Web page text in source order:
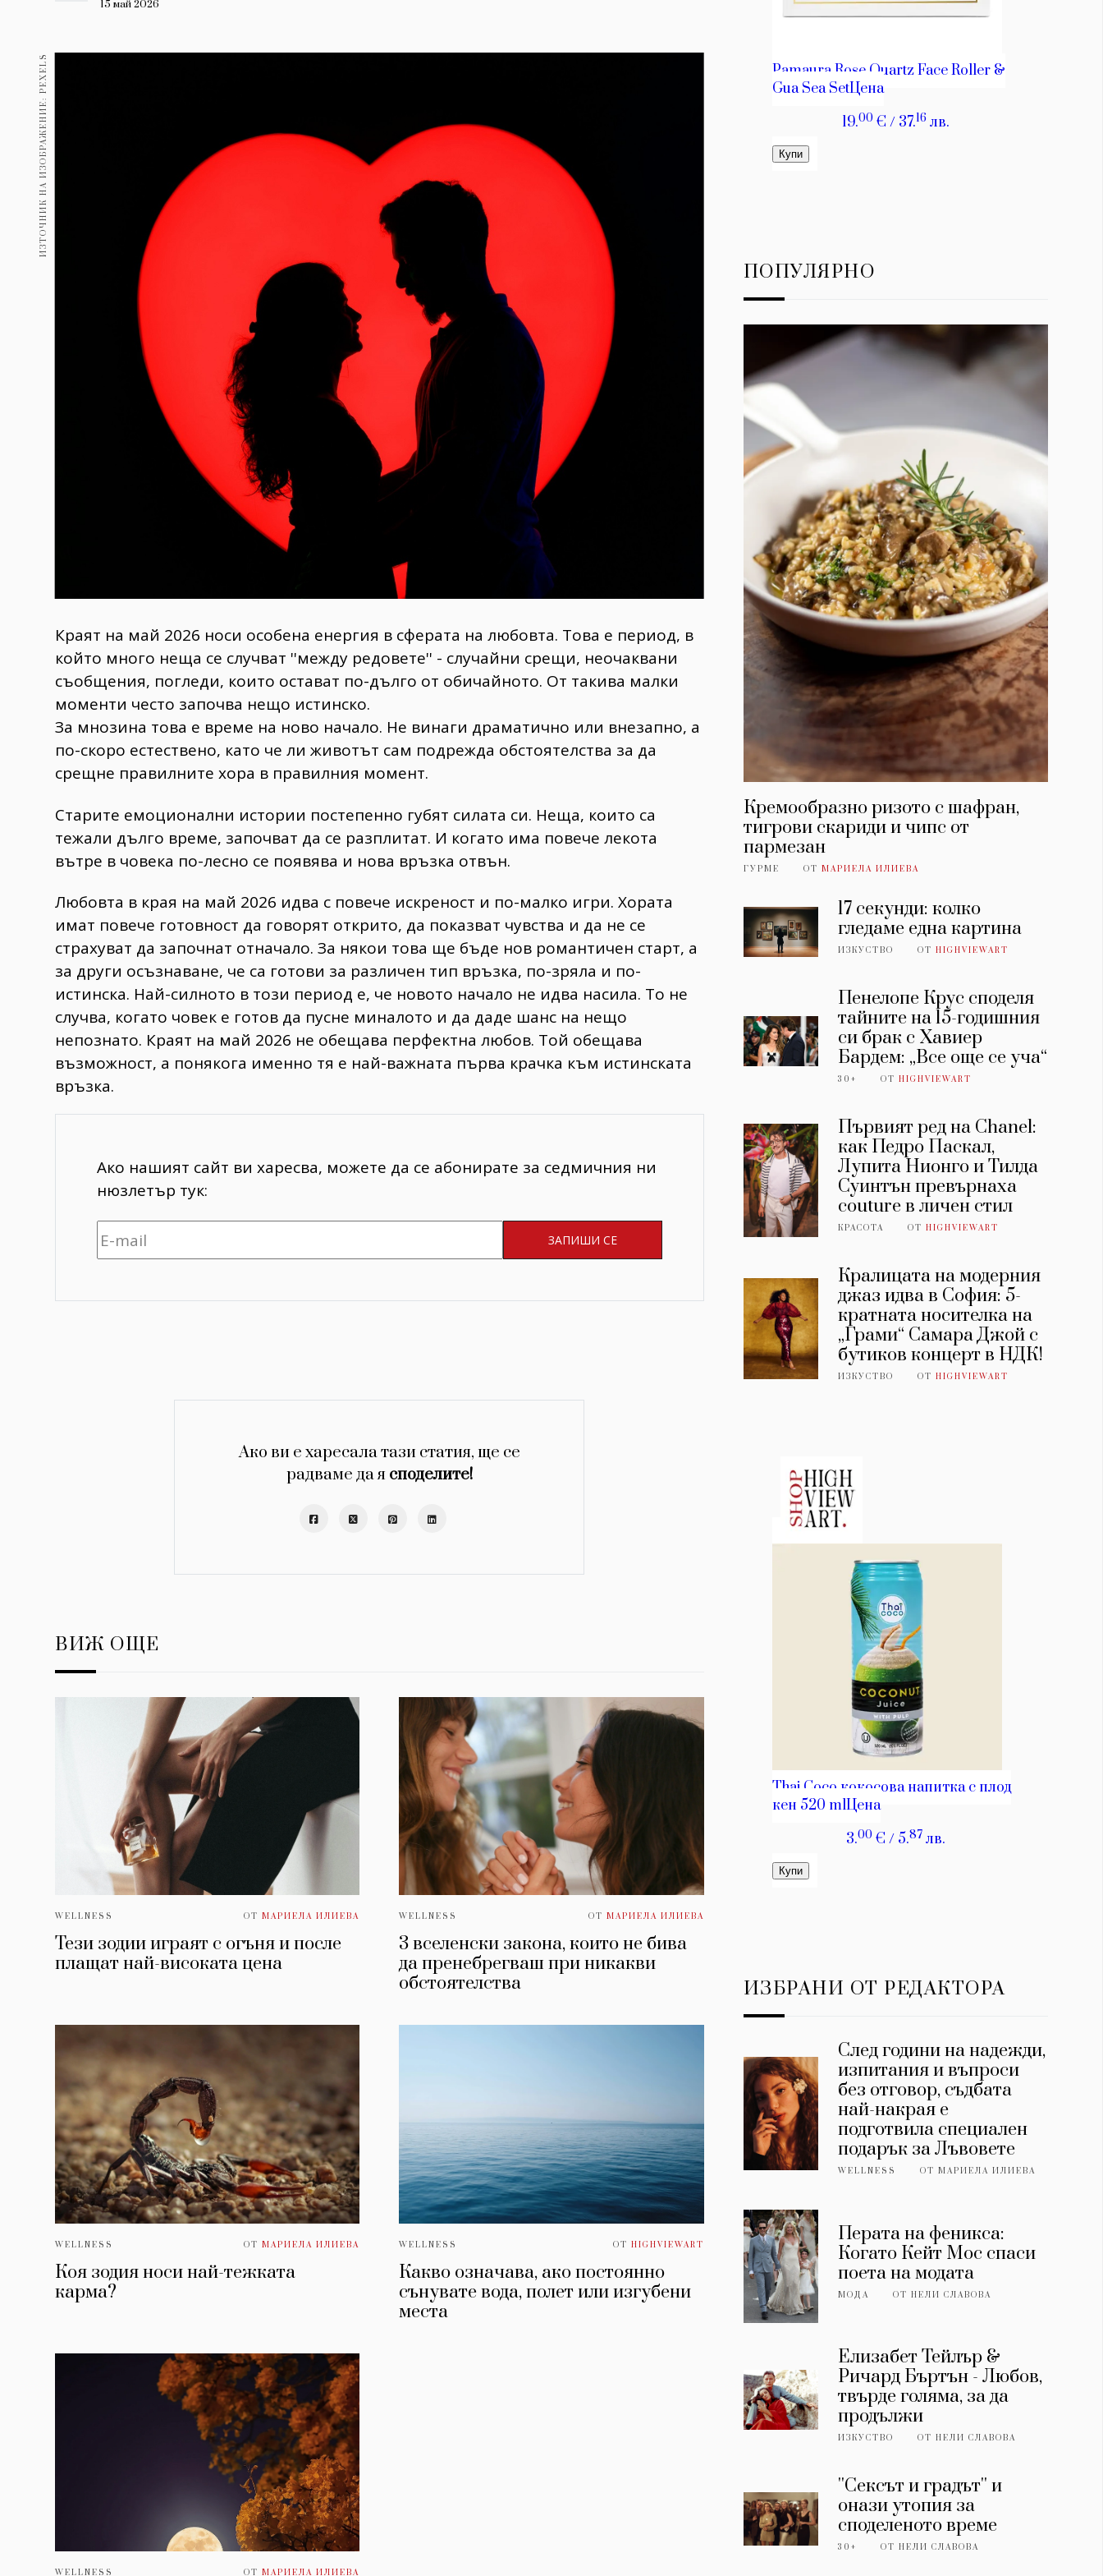
Здраве
Gentlemen
Wellness
ПОСЛЕДВАЙТЕ
15 май 2026
ИЗТОЧНИК НА ИЗОБРАЖЕНИЕ: PEXELS
Краят на май 2026 носи особена енергия в сферата на любовта. Това е период, в
който много неща се случват ''между редовете'' - случайни срещи, неочаквани
съобщения, погледи, които остават по-дълго от обичайното. Oт такива малки
моменти често започва нещо истинско.
За мнозина това е време на ново начало. Не винаги драматично или внезапно, а
по-скоро естествено, като че ли животът сам подрежда обстоятелства за да
срещне правилните хора в правилния момент.
Старите емоционални истории постепенно губят силата си. Неща, които са
тежали дълго време, започват да се разплитат. И когато има повече лекота
вътре в човека по-лесно се появява и нова връзка отвън.
Любовта в края на май 2026 идва с повече искреност и по-малко игри. Хората
имат повече готовност да говорят открито, да показват чувства и да не се
страхуват да започнат отначало. За някои това ще бъде нов романтичен старт, а
за други осъзнаване, че са готови за различен тип връзка, по-зряла и по-
истинска. Най-силното в този период е, че новото начало не идва насила. То не
случва, когато човек е готов да пусне миналото и да даде шанс на нещо
непознато. Краят на май 2026 не обещава перфектна любов. Той обещава
възможност, а понякога именно тя е най-важната първа крачка към истинската
връзка.
Ако нашият сайт ви харесва, можете да се абонирате за седмичния ни
нюзлетър тук:
Ако ви е харесала тази статия, ще се
радваме да я споделите!
ВИЖ ОЩЕ
WELLNESS ОТМАРИЕЛА ИЛИЕВА
Тези зодии играят с огъня и после
плащат най-високата цена
WELLNESS ОТ МАРИЕЛА ИЛИЕВА
3 вселенски закона, които не бива
да пренебрегваш при никакви
обстоятелства
WELLNESS ОТМАРИЕЛА ИЛИЕВА
Коя зодия носи най-тежката
карма?
WELLNESS ОТ HIGHVIEWART
Какво означава, ако постоянно
сънувате вода, полет или изгубени
места
WELLNESS ОТМАРИЕЛА ИЛИЕВА
ПОПУЛЯРНО
Кремообразно ризото с шафран,
тигрови скариди и чипс от
пармезан
ГУРМЕ ОТ МАРИЕЛА ИЛИЕВА
17 секунди: колко
гледаме една картина
ИЗКУСТВО ОТHIGHVIEWART
Пенелопе Крус споделя
тайните на 15-годишния
си брак с Хавиер
Бардем: „Все още се уча“
30+ ОТHIGHVIEWART
Първият ред на Chanel:
как Педро Паскал,
Лупита Нионго и Тилда
Суинтън превърнаха
couture в личен стил
КРАСОТА ОТHIGHVIEWART
Кралицата на модерния
джаз идва в София: 5-
кратната носителка на
„Грами“ Самара Джой с
бутиков концерт в НДК!
ИЗКУСТВО ОТHIGHVIEWART
ИЗБРАНИ ОТ РЕДАКТОРА
След години на надежди,
изпитания и въпроси
без отговор, съдбата
най-накрая е
подготвила специален
подарък за Лъвовете
WELLNESS ОТМАРИЕЛА ИЛИЕВА
Перата на феникса:
Когато Кейт Мос спаси
поета на модата
МОДА ОТНЕЛИ СЛАВОВА
Елизабет Тейлър &
Ричард Бъртън - Любов,
твърде голяма, за да
продължи
ИЗКУСТВО ОТНЕЛИ СЛАВОВА
''Сексът и градът'' и
онази утопия за
споделеното време
30+ ОТНЕЛИ СЛАВОВА